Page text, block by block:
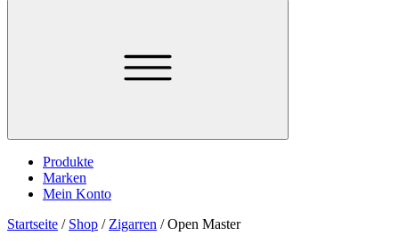
Produkte
Marken
Mein Konto
Startseite / Shop / Zigarren /Open Master